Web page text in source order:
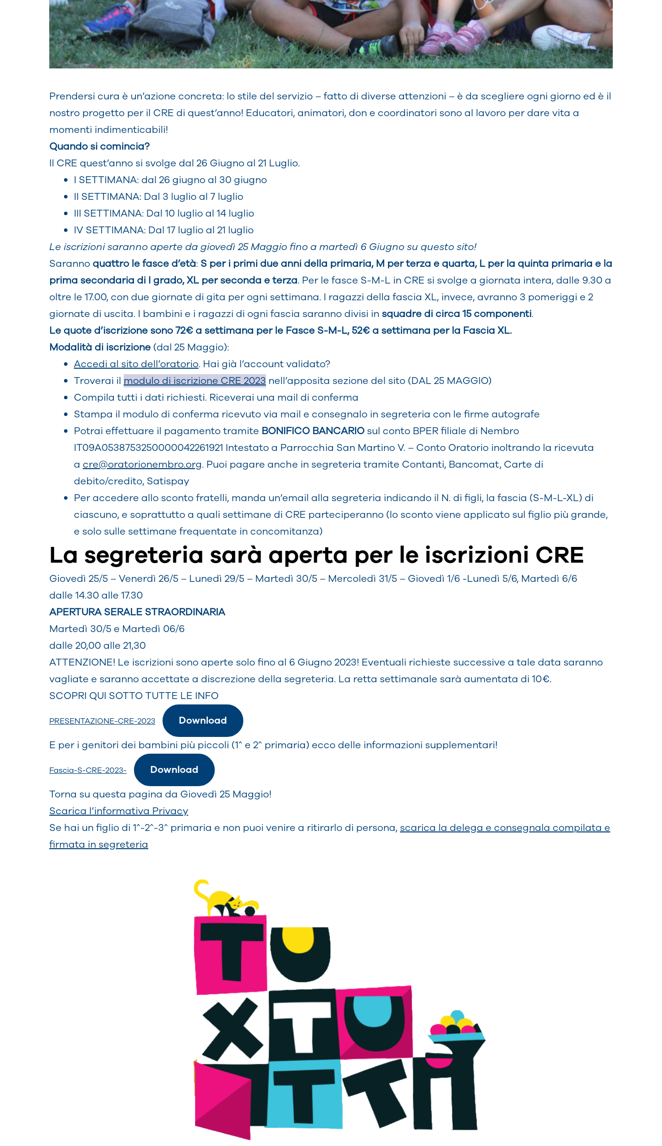
Prendersi cura è un’azione concreta: lo stile del servizio – fatto di diverse attenzioni – è da scegliere ogni giorno ed è il
nostro progetto per il CRE di quest’anno! Educatori, animatori, don e coordinatori sono al lavoro per dare vita a
momenti indimenticabili!
Quando si comincia?
Il CRE quest’anno si svolge dal 26 Giugno al 21 Luglio.
I SETTIMANA: dal 26 giugno al 30 giugno
II SETTIMANA: Dal 3 luglio al 7 luglio
III SETTIMANA: Dal 10 luglio al 14 luglio
IV SETTIMANA: Dal 17 luglio al 21 luglio
Le iscrizioni saranno aperte da giovedì 25 Maggio fino a martedì 6 Giugno su questo sito!
Saranno quattro le fasce d’età: S per i primi due anni della primaria, M per terza e quarta, L per la quinta primaria e la
prima secondaria di I grado, XL per seconda e terza. Per le fasce S-M-L in CRE si svolge a giornata intera, dalle 9.30 a
oltre le 17.00, con due giornate di gita per ogni settimana. I ragazzi della fascia XL, invece, avranno 3 pomeriggi e 2
giornate di uscita. I bambini e i ragazzi di ogni fascia saranno divisi in squadre di circa 15 componenti.
Le quote d’iscrizione sono 72€ a settimana per le Fasce S-M-L, 52€ a settimana per la Fascia XL.
Modalità di iscrizione (dal 25 Maggio):
Accedi al sito dell’oratorio. Hai già l’account validato?
Troverai il modulo di iscrizione CRE 2023 nell’apposita sezione del sito (DAL 25 MAGGIO)
Compila tutti i dati richiesti. Riceverai una mail di conferma
Stampa il modulo di conferma ricevuto via mail e consegnalo in segreteria con le firme autografe
Potrai effettuare il pagamento tramite BONIFICO BANCARIO sul conto BPER filiale di Nembro
IT09A0538753250000042261921 Intestato a Parrocchia San Martino V. – Conto Oratorio inoltrando la ricevuta
a cre@oratorionembro.org. Puoi pagare anche in segreteria tramite Contanti, Bancomat, Carte di
debito/credito, Satispay
Per accedere allo sconto fratelli, manda un’email alla segreteria indicando il N. di figli, la fascia (S-M-L-XL) di
ciascuno, e soprattutto a quali settimane di CRE parteciperanno (lo sconto viene applicato sul figlio più grande,
e solo sulle settimane frequentate in concomitanza)
La segreteria sarà aperta per le iscrizioni CRE
Giovedì 25/5 – Venerdì 26/5 – Lunedì 29/5 – Martedì 30/5 – Mercoledì 31/5 – Giovedì 1/6 -Lunedì 5/6, Martedì 6/6
dalle 14.30 alle 17.30
APERTURA SERALE STRAORDINARIA
Martedì 30/5 e Martedì 06/6
dalle 20,00 alle 21,30
ATTENZIONE! Le iscrizioni sono aperte solo fino al 6 Giugno 2023! Eventuali richieste successive a tale data saranno
vagliate e saranno accettate a discrezione della segreteria. La retta settimanale sarà aumentata di 10€.
SCOPRI QUI SOTTO TUTTE LE INFO
PRESENTAZIONE-CRE-2023
Download
E per i genitori dei bambini più piccoli (1^ e 2^ primaria) ecco delle informazioni supplementari!
Fascia-S-CRE-2023-
Download
Torna su questa pagina da Giovedì 25 Maggio!
Scarica l’informativa Privacy
Se hai un figlio di 1^-2^-3^ primaria e non puoi venire a ritirarlo di persona, scarica la delega e consegnala compilata e
firmata in segreteria